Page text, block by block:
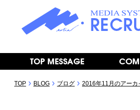
TOP BLOG ブログ 2016年11月のアーカ